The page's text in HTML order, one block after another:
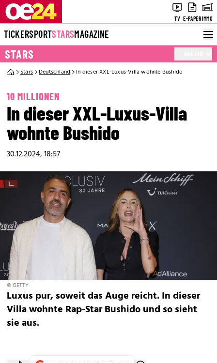
TV E-PAPERIMMO
TICKERSPORTSTARSMAGAZINE
STARS
Stars Deutschland In dieser XXL-Luxus-Villa wohnte Bushido
10 MILLIONEN
In dieser XXL-Luxus-Villa
wohnte Bushido
30.12.2024, 18:57
© GETTY
Luxus pur, soweit das Auge reicht. In dieser
Villa wohnte Rap-Star Bushido und so sieht
sie aus.